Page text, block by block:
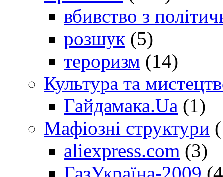
вбивство з
розшук (5)
тероризм (14)
Культура та
Гайдамака.Ua (1)
Мафіозні структури
aliexpress.com (3)
ГазУкраїна-2009